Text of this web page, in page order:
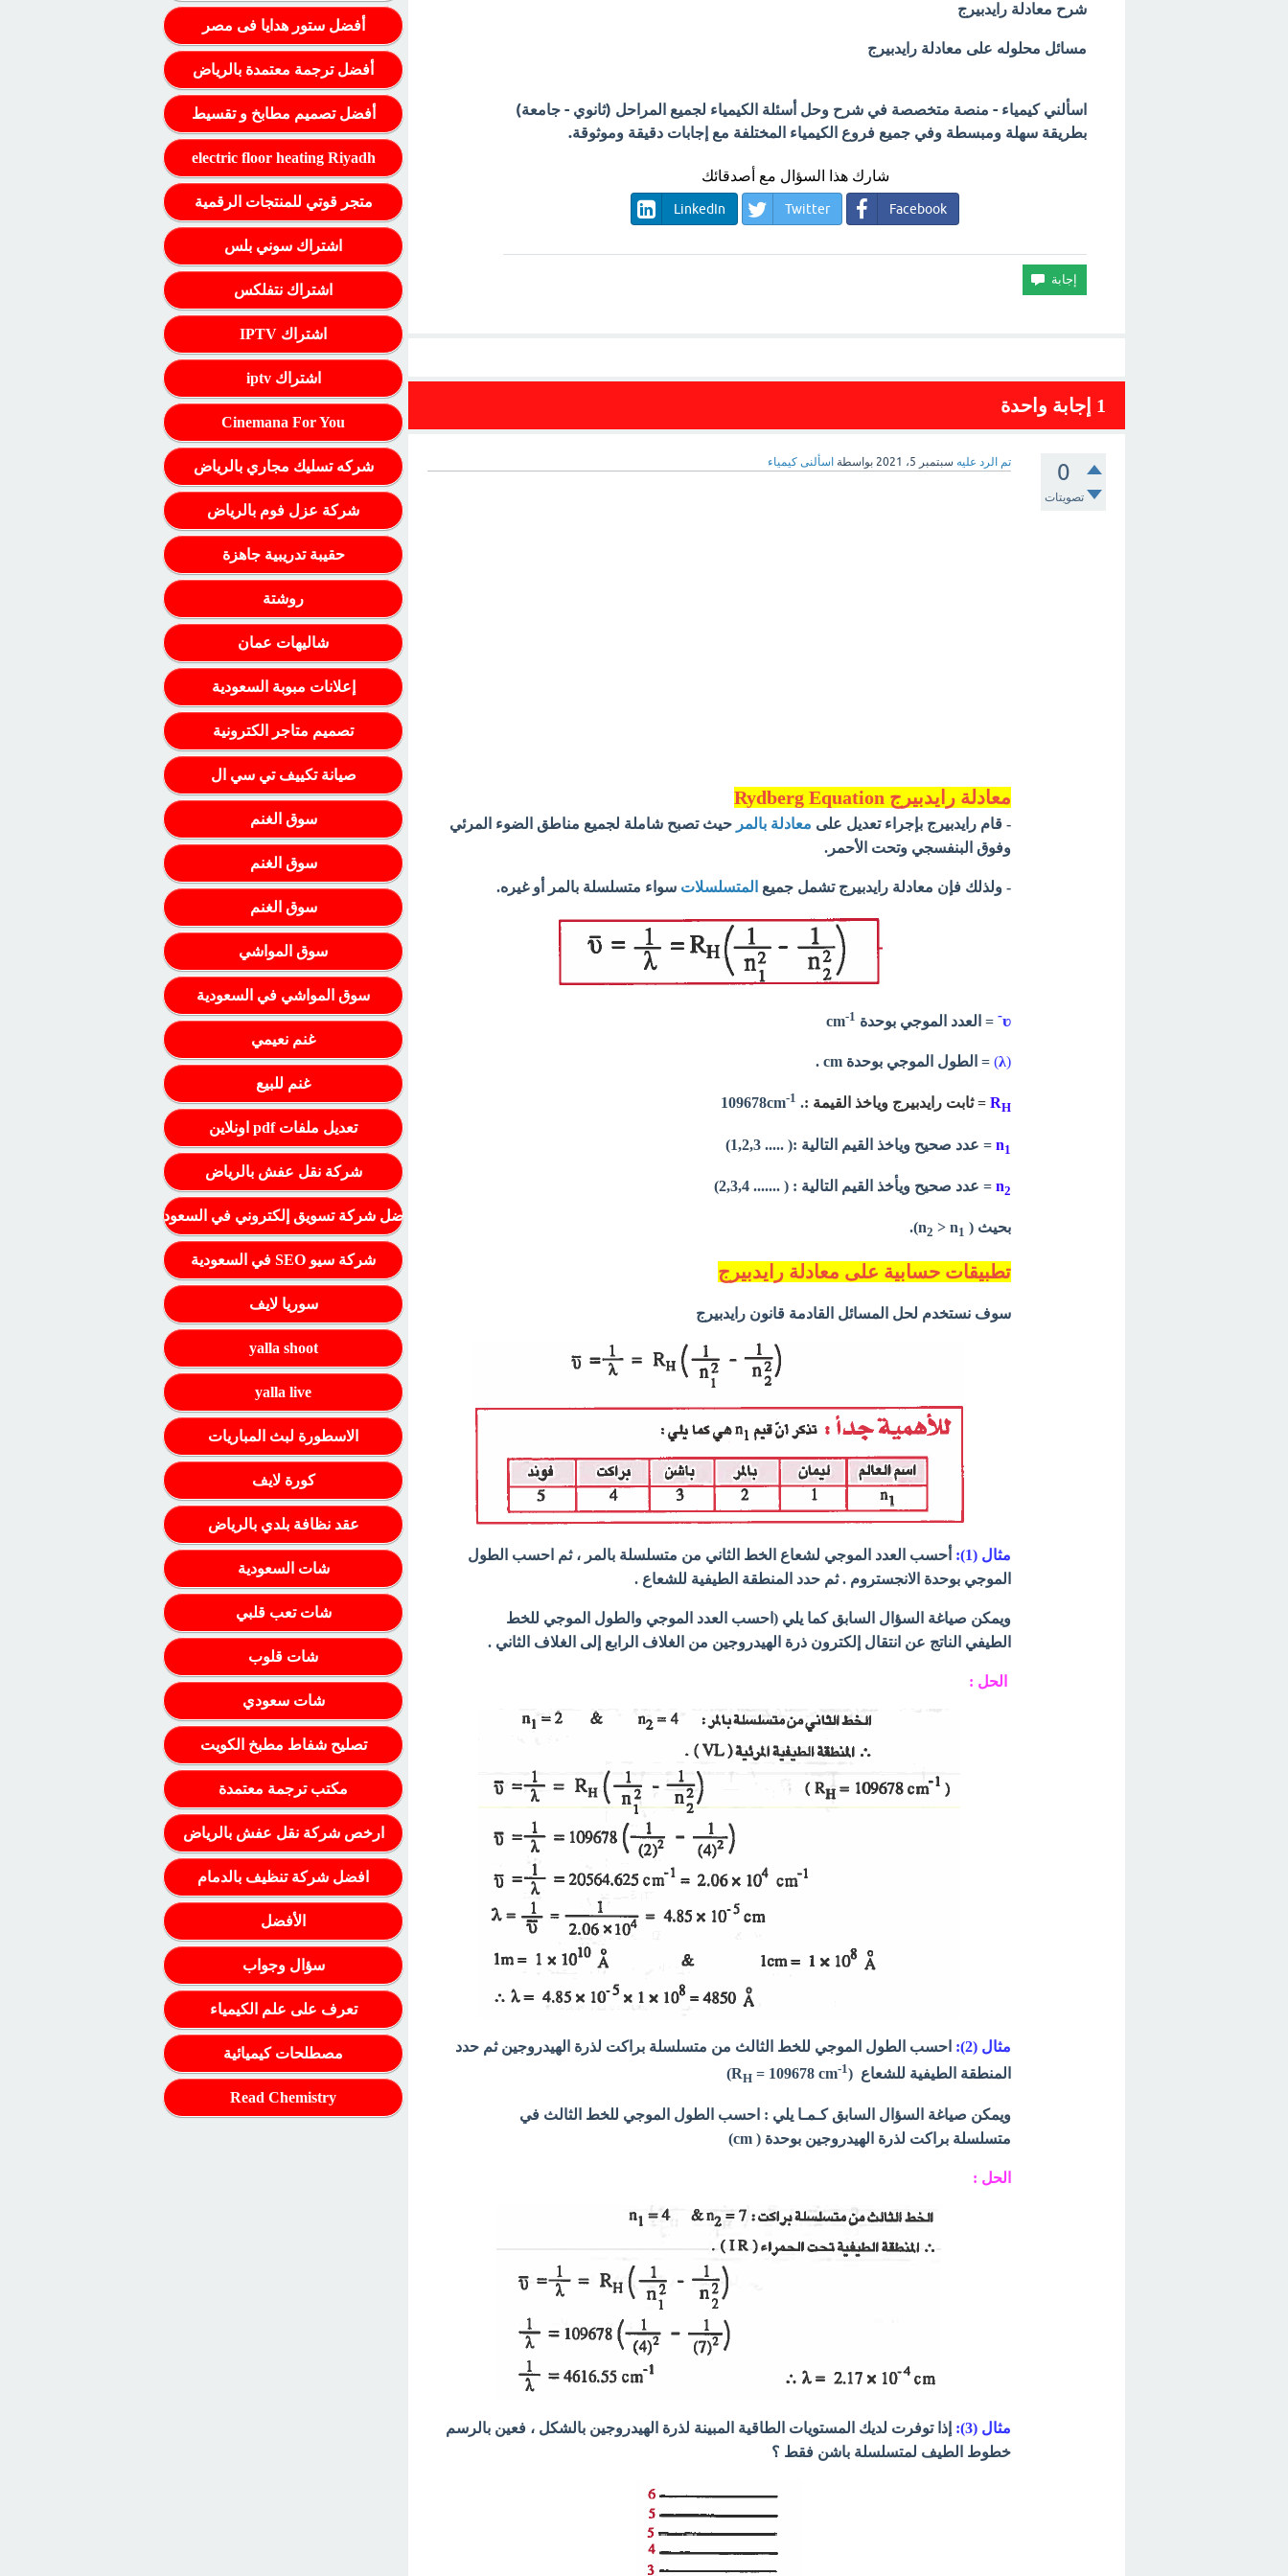
شرح معادلة رايدبيرج
مسائل محلوله على معادلة رايدبيرج
اسألني كيمياء - منصة متخصصة في شرح وحل أسئلة الكيمياء لجميع المراحل (ثانوي - جامعة)
بطريقة سهلة ومبسطة وفي جميع فروع الكيمياء المختلفة مع إجابات دقيقة وموثوقة.
شارك هذا السؤال مع أصدقائك
Facebook
Twitter
LinkedIn
1 إجابة واحدة
0
تصويتات
تم الرد عليه سبتمبر 5، 2021 بواسطة اسألنى كيمياء
معادلة رايدبيرج Rydberg Equation
- قام رايدبيرج بإجراء تعديل على معادلة بالمر حيث تصبح شاملة لجميع مناطق الضوء المرئي
وفوق البنفسجي وتحت الأحمر.
- ولذلك فإن معادلة رايدبيرج تشمل جميع المتسلسلات سواء متسلسلة بالمر أو غيره.
ʋ
- = العدد الموجي بوحدة cm -1
(
λ
)= الطول الموجي بوحدة cm .
RH = ثابت رايدبيرج وياخذ القيمة :.
1-
109678cm
n1 = عدد صحیح وياخذ القيم التالية :( ..... 1,2,3)
n2 = عدد صحيح ويأخذ القيم التالية : ( ....... 2,3,4)
بحيث ( n 2 > n1
).
تطبيقات حسابية على معادلة رايدبيرج
سوف نستخدم لحل المسائل القادمة قانون رايدبيرج
مثال (1):
أحسب العدد الموجي لشعاع الخط الثاني من متسلسلة بالمر ، ثم احسب الطول
الموجي بوحدة الانجستروم . ثم حدد المنطقة الطيفية للشعاع .
ويمكن صياغة السؤال السابق كما يلي (احسب العدد الموجي والطول الموجي للخط
الطيفي الناتج عن انتقال إلكترون ذرة الهيدروجين من الغلاف الرابع إلى الغلاف الثاني .
الحل :
مثال (2):
احسب الطول الموجي للخط الثالث من متسلسلة براكت لذرة الهيدروجين ثم حدد
المنطقة الطيفية للشعاع (1-
RH= 109678 cm)
ويمكن صياغة السؤال السابق كـمـا يلي : احسب الطول الموجي للخط الثالث في
متسلسلة براكت لذرة الهيدروجين بوحدة ( cm)
الحل :
مثال (3):
إذا توفرت لديك المستويات الطاقية المبينة لذرة الهيدروجين بالشكل ، فعين بالرسم
خطوط الطيف لمتسلسلة باشن فقط ؟
أفضل ستور هدايا فى مصر
أفضل ترجمة معتمدة بالرياض
أفضل تصميم مطابخ و تقسيط
electric floor heating Riyadh
متجر قوتي للمنتجات الرقمية
اشتراك سوني بلس
اشتراك نتفلكس
اشتراك IPTV
اشتراك iptv
Cinemana For You
شركه تسليك مجاري بالرياض
شركة عزل فوم بالرياض
حقيبة تدريبية جاهزة
روشتة
شاليهات عمان
إعلانات مبوبة السعودية
تصميم متاجر الكترونية
صيانة تكييف تي سي ال
سوق الغنم
سوق الغنم
سوق الغنم
سوق المواشي
سوق المواشي في السعودية
غنم نعيمي
غنم للبيع
تعديل ملفات pdf اونلاين
شركة نقل عفش بالرياض
أفضل شركة تسويق إلكتروني في السعودية
شركة سيو SEO في السعودية
سوريا لايف
yalla shoot
yalla live
الاسطورة لبث المباريات
كورة لايف
عقد نظافة بلدي بالرياض
شات السعودية
شات تعب قلبي
شات قلوب
شات سعودي
تصليح شفاط مطبخ الكويت
مكتب ترجمة معتمدة
ارخص شركة نقل عفش بالرياض
افضل شركة تنظيف بالدمام
الأفضل
سؤال وجواب
تعرف على علم الكيمياء
مصطلحات كيميائية
Read Chemistry